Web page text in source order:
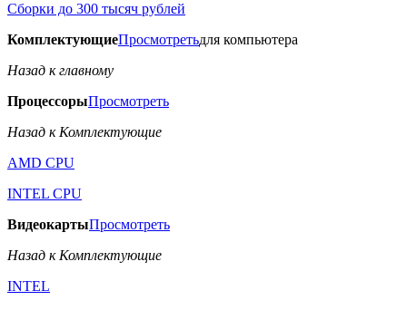
Сборки до 300 тысяч рублей
КомплектующиеПросмотретьдля компьютера
Назад к главному
ПроцессорыПросмотреть
Назад к Комплектующие
AMD CPU
INTEL CPU
ВидеокартыПросмотреть
Назад к Комплектующие
INTEL